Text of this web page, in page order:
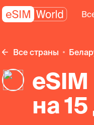
Все страны
на